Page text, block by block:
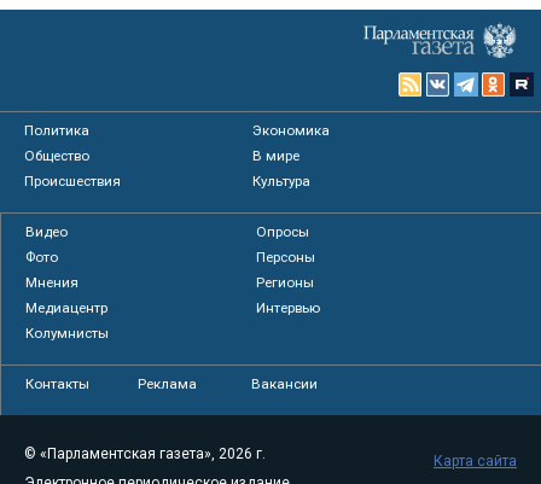
Политика
Экономика
Общество
В мире
Происшествия
Культура
Видео
Опросы
Фото
Персоны
Мнения
Регионы
Медиацентр
Интервью
Колумнисты
Контакты Реклама Вакансии
© «Парламентская газета», 2026 г.
Карта сайта